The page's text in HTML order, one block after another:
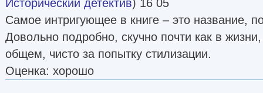
Исторический детектив) 16 05
Самое интригующее в книге – это название,
Довольно подробно, скучно почти как в
общем, чисто за попытку стилизации.
Оценка: хорошо